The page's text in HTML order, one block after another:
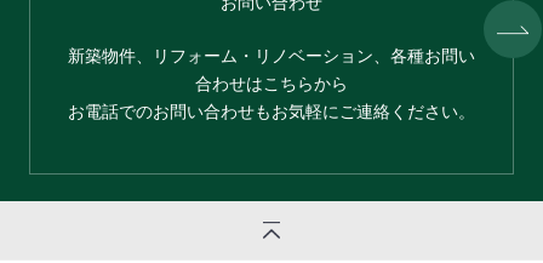
新築物件、リフォーム・リノベーション、各種お問い
合わせはこちらから
お電話でのお問い合わせもお気軽にご連絡ください。